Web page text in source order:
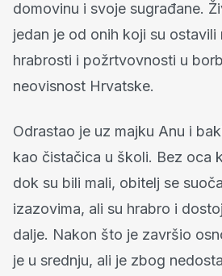
domovinu i svoje sugrađane.
jedan je od onih koji su ostavili
hrabrosti i požrtvovnosti u
neovisnost Hrvatske.
Odrastao je uz majku Anu i
kao čistačica u školi. Bez oca
dok su bili mali, obitelj se
izazovima, ali su hrabro i
dalje. Nakon što je završio
je u srednju, ali je zbog